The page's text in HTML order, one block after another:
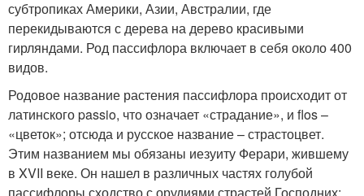
субтропиках Америки, Азии, Австралии, где
перекидываются с дерева на дерево красивыми
гирляндами. Род пассифлора включает в себя около 400
видов.
Родовое название растения пассифлора происходит от
латинского passio, что означает «страдание», и flos –
«цветок»; отсюда и русское название – страстоцвет.
Этим названием мы обязаны иезуиту Ферари, жившему
в XVII веке. Он нашел в различных частях голубой